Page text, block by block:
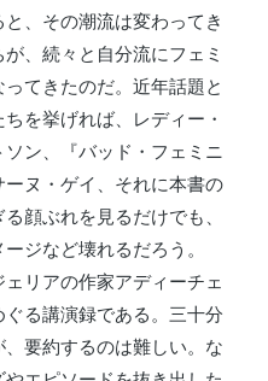
、その潮流は変わってき
、続々と自分流にフェミ
てきたのだ。近年話題と
を挙げれば、レディー・
ン、『バッド・フェミニ
ヌ・ゲイ、それに本書の
顔ぶれを見るだけでも、
ジなど壊れるだろう。
リアの作家アディーチェ
る講演録である。三十分
要約するのは難しい。な